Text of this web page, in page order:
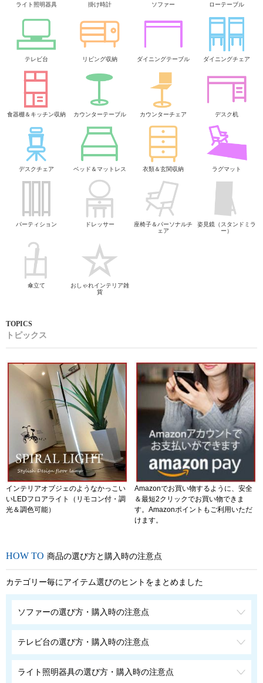
ライト照明器具 掛け時計 ソファー ローテーブル
テレビ台 リビング収納 ダイニングテーブル ダイニングチェア
食器棚＆キッチン収納 カウンターテーブル カウンターチェア デスク机
デスクチェア ベッド＆マットレス 衣類＆玄関収納 ラグマット
パーティション ドレッサー
座椅子＆パーソナルチ
ェア
姿見鏡（スタンドミラ
ー）
傘立て
おしゃれインテリア雑
貨
トピックス
インテリアオブジェのようなかっこい
いLEDフロアライト（リモコン付・調
光＆調色可能）
Amazonでお買い物するように、安全
＆最短2クリックでお買い物できま
す。Amazonポイントもご利用いただ
けます。
商品の選び方と購入時の注意点
カテゴリー毎にアイテム選びのヒントをまとめました
ソファーの選び方・購入時の注意点
テレビ台の選び方・購入時の注意点
ライト照明器具の選び方・購入時の注意点